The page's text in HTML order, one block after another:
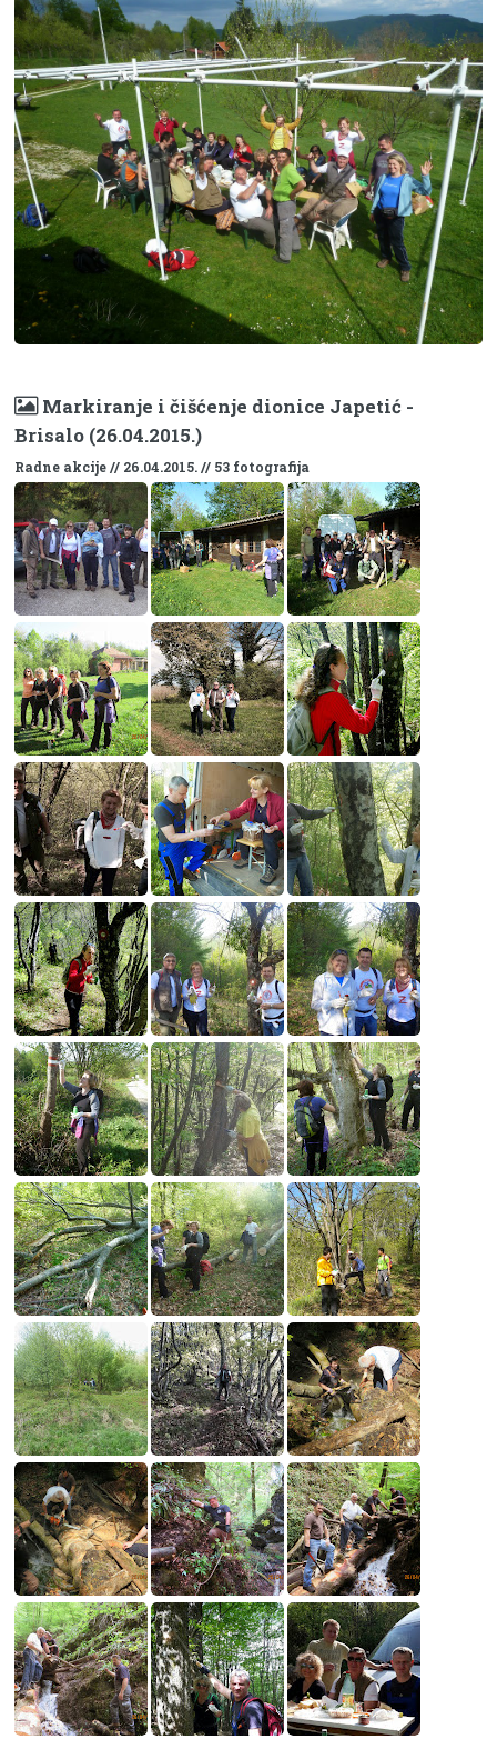
Markiranje i čišćenje dionice Japetić -
Brisalo (26.04.2015.)
Radne akcije // 26.04.2015. // 53 fotografija